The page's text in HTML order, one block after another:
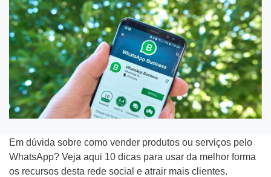
Em dúvida sobre como vender produtos ou serviços pelo
WhatsApp? Veja aqui 10 dicas para usar da melhor forma
os recursos desta rede social e atrair mais clientes.
Tipo do Projeto